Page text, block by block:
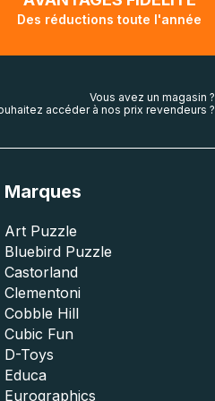
Des réductions toute l'année
Vous avez un magasin ?
accéder à nos prix revendeurs ?
Marques
Art Puzzle
Bluebird Puzzle
Castorland
Clementoni
Cobble Hill
Cubic Fun
D-Toys
Educa
Eurographics